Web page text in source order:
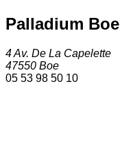
Palladium Boe
4 Av. De La Capelette
47550 Boe
05 53 98 50 10